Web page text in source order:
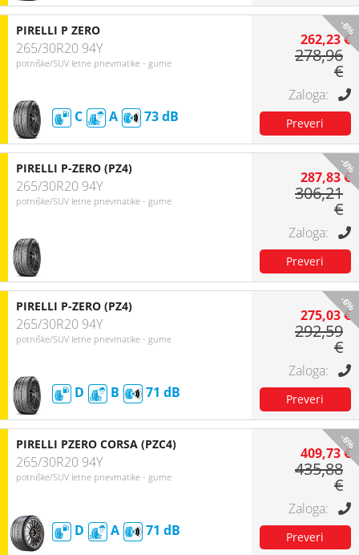
-6%
PIRELLI P ZERO
265/30R20 94Y
potniške/SUV letne pnevmatike - gume
C A 73
262,23 €
278,96
€
-6%
PIRELLI P-ZERO (PZ4)
265/30R20 94Y
potniške/SUV letne pnevmatike - gume
287,83 €
306,21
€
-6%
PIRELLI P-ZERO (PZ4)
265/30R20 94Y
potniške/SUV letne pnevmatike - gume
D B 71
275,03 €
292,59
€
-6%
PIRELLI PZERO CORSA (PZC4)
265/30R20 94Y
potniške/SUV letne pnevmatike - gume
D A 71
409,73 €
435,88
€